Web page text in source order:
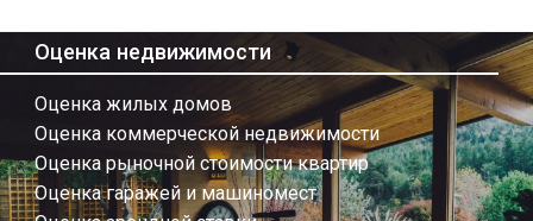
Оценка недвижимости
Оценка жилых домов
Оценка коммерческой недвижимости
Оценка рыночной стоимости квартир
Оценка гаражей и машиномест